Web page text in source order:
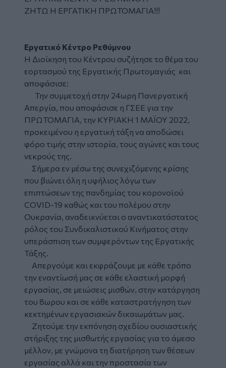
ΖΗΤΩ Η ΕΡΓΑΤΙΚΗ ΠΡΩΤΟΜΑΓΙΑ!!!
Εργατικό Κέντρο Ρεθύμνου
Η Διοίκηση του Κέντρου συζήτησε το θέμα του
εορτασμού της Εργατικής Πρωτομαγιάς και
αποφάσισε:
Την συμμετοχή στην 24ωρη Πανεργατική
Απεργία, που αποφάσισε η ΓΣΕΕ για την
ΠΡΩΤΟΜΑΓΙΑ, την ΚΥΡΙΑΚΗ 1 ΜΑΪΟΥ 2022,
προκειμένου η εργατική τάξη να αποδώσει
φόρο τιμής στην ιστορία, τους αγώνες και τους
νεκρούς της.
Σήμερα εν μέσω της συνεχιζόμενης κρίσης
που βιώνει όλη η υφήλιος λόγω των
επιπτώσεων της πανδημίας του κορονοϊού
COVID-19 καθώς και του πολέμου στην
Ουκρανία, αναδεικνύεται ο αναντικατάστατος
ρόλος του Συνδικαλιστικού Κινήματος στην
υπεράσπιση των συμφερόντων της Εργατικής
Τάξης.
Απεργούμε και εκφράζουμε με κάθε τρόπο
την εναντίωσή μας σε κάθε ελαστική μορφή
εργασίας, σε μειώσεις μισθών, στην κατάργηση
του 8ωρου και σε κάθε καταστρατήγηση των
κεκτημένων εργασιακών δικαιωμάτων μας.
Ζητούμε την εκπόνηση σχεδίου ουσιαστικής
στήριξης της μισθωτής εργασίας για το άμεσο
μέλλον, με γνώμονα τη διατήρηση των θέσεων
εργασίας αλλά και την προστασία των